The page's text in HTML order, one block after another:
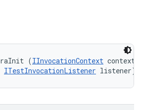
(IInvocationContext
ITestInvocationListener listener)